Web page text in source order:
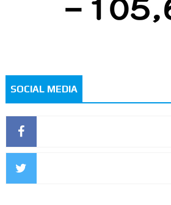
SOCIAL MEDIA